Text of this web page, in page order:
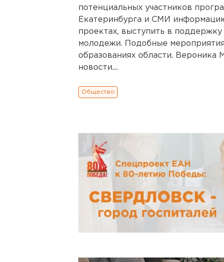
потенциальных участников
Екатеринбурга и СМИ
проектах, выступить в
молодежи. Подобные
образованиях области. Вероника
новости....
Общество